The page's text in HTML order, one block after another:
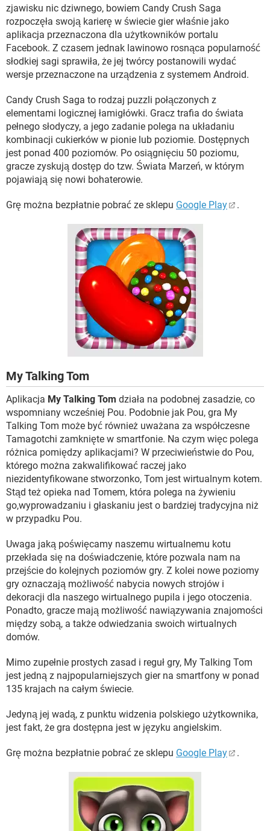
zjawisku nic dziwnego, bowiem Candy Crush Saga
rozpoczęła swoją karierę w świecie gier właśnie jako
aplikacja przeznaczona dla użytkowników portalu
Facebook. Z czasem jednak lawinowo rosnąca popularność
słodkiej sagi sprawiła, że jej twórcy postanowili wydać
wersje przeznaczone na urządzenia z systemem Android.
Candy Crush Saga to rodzaj puzzli połączonych z
elementami logicznej łamigłówki. Gracz trafia do świata
pełnego słodyczy, a jego zadanie polega na układaniu
kombinacji cukierków w pionie lub poziomie. Dostępnych
jest ponad 400 poziomów. Po osiągnięciu 50 poziomu,
gracze zyskują dostęp do tzw. Świata Marzeń, w którym
pojawiają się nowi bohaterowie.
Grę można bezpłatnie pobrać ze sklepu Google Play .
My Talking Tom
Aplikacja My Talking Tom działa na podobnej zasadzie, co
wspomniany wcześniej Pou. Podobnie jak Pou, gra My
Talking Tom może być również uważana za współczesne
Tamagotchi zamknięte w smartfonie. Na czym więc polega
różnica pomiędzy aplikacjami? W przeciwieństwie do Pou,
którego można zakwalifikować raczej jako
niezidentyfikowane stworzonko, Tom jest wirtualnym kotem.
Stąd też opieka nad Tomem, która polega na żywieniu
go,wyprowadzaniu i głaskaniu jest o bardziej tradycyjna niż
w przypadku Pou.
Uwaga jaką poświęcamy naszemu wirtualnemu kotu
przekłada się na doświadczenie, które pozwala nam na
przejście do kolejnych poziomów gry. Z kolei nowe poziomy
gry oznaczają możliwość nabycia nowych strojów i
dekoracji dla naszego wirtualnego pupila i jego otoczenia.
Ponadto, gracze mają możliwość nawiązywania znajomości
między sobą, a także odwiedzania swoich wirtualnych
domów.
Mimo zupełnie prostych zasad i reguł gry, My Talking Tom
jest jedną z najpopularniejszych gier na smartfony w ponad
135 krajach na całym świecie.
Jedyną jej wadą, z punktu widzenia polskiego użytkownika,
jest fakt, że gra dostępna jest w języku angielskim.
Grę można bezpłatnie pobrać ze sklepu Google Play .